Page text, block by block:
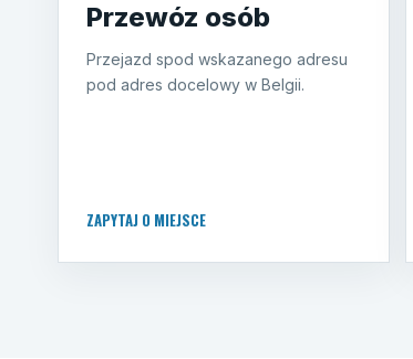
Przewóz osób
Przejazd spod wskazanego adresu
pod adres docelowy w Belgii.
ZAPYTAJ O MIEJSCE